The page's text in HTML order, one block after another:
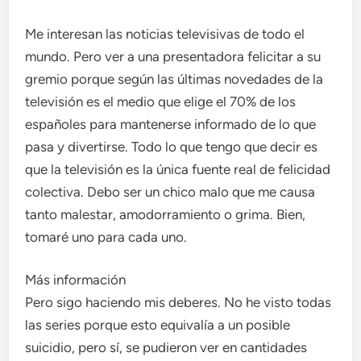
Me interesan las noticias televisivas de todo el
mundo. Pero ver a una presentadora felicitar a su
gremio porque según las últimas novedades de la
televisión es el medio que elige el 70% de los
españoles para mantenerse informado de lo que
pasa y divertirse. Todo lo que tengo que decir es
que la televisión es la única fuente real de felicidad
colectiva. Debo ser un chico malo que me causa
tanto malestar, amodorramiento o grima. Bien,
tomaré uno para cada uno.
Más información
Pero sigo haciendo mis deberes. No he visto todas
las series porque esto equivalía a un posible
suicidio, pero sí, se pudieron ver en cantidades